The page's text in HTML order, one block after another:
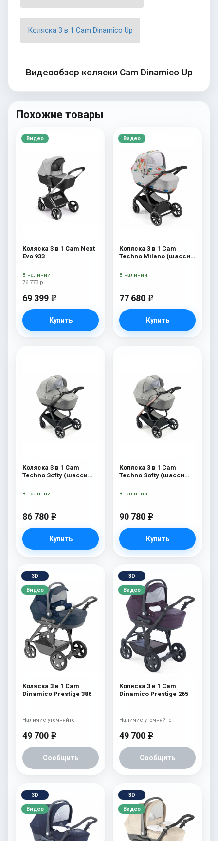
Коляска 3 в 1 Cam Dinamico Up
Видеообзор коляски Cam Dinamico Up
Похожие товары
Видео
Коляска 3 в 1 Cam Next
Evo 933
76 773 р
69 399 e
Купить
В наличии
Видео
Коляска 3 в 1 Cam
Techno Milano (шасси
77 680 e
Купить
В наличии
Коляска 3 в 1 Cam
Techno Softy (шасси
86 780 e
Купить
В наличии
Коляска 3 в 1 Cam
Techno Softy (шасси
90 780 e
Купить
В наличии
3D
Видео
Коляска 3 в 1 Cam
Dinamico Prestige 386
49 700 e
Сообщить
Наличие уточняйте
3D
Видео
Коляска 3 в 1 Cam
Dinamico Prestige 265
49 700 e
Сообщить
Наличие уточняйте
3D
Видео
3D
Видео